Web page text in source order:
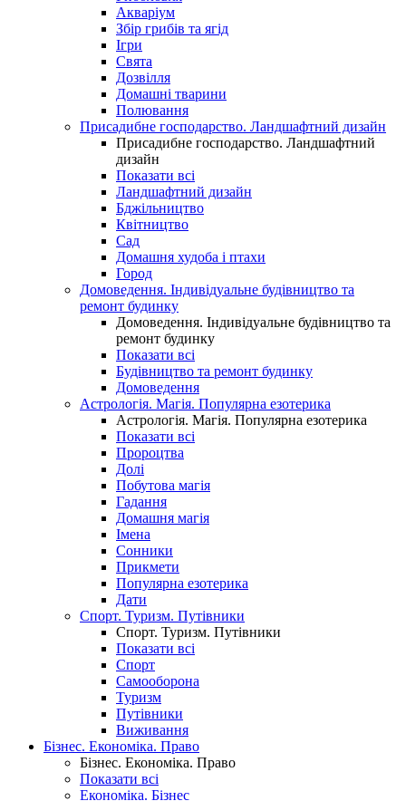
Акваріум
Збір грибів та ягід
Ігри
Свята
Дозвілля
Домашні тварини
Полювання
Присадибне господарство. Ландшафтний дизайн
Присадибне господарство. Ландшафтний
дизайн
Показати всі
Ландшафтний дизайн
Бджільництво
Квітництво
Сад
Домашня худоба і птахи
Город
Домоведення. Індивідуальне будівництво та
ремонт будинку
Домоведення. Індивідуальне будівництво та
ремонт будинку
Показати всі
Будівництво та ремонт будинку
Домоведення
Астрологія. Магія. Популярна езотерика
Астрологія. Магія. Популярна езотерика
Показати всі
Пророцтва
Долі
Побутова магія
Гадання
Домашня магія
Імена
Сонники
Прикмети
Популярна езотерика
Дати
Спорт. Туризм. Путівники
Спорт. Туризм. Путівники
Показати всі
Спорт
Самооборона
Туризм
Путівники
Виживання
Бізнес. Економіка. Право
Бізнес. Економіка. Право
Показати всі
Економіка. Бізнес